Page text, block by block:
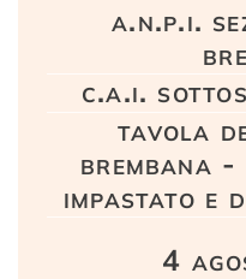
a.n.p.i.
c.a.i.
tavola
brembana
impastato e
4